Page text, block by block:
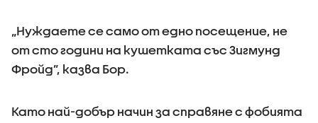
„Нуждаете се само от едно посещение, не
от сто години на кушетката със Зигмунд
Фройд”, казва Бор.
Като най-добър начин за справяне с фобията